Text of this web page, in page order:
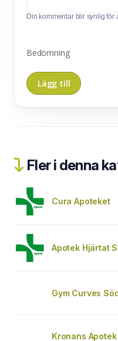
Din kommentar blir synlig för
Bedömning
Fler i denna
Cura Apoteket
Apotek Hjärtat
Gym Curves
Kronans